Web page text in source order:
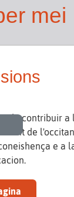
mei
de contribuir a
de
e a